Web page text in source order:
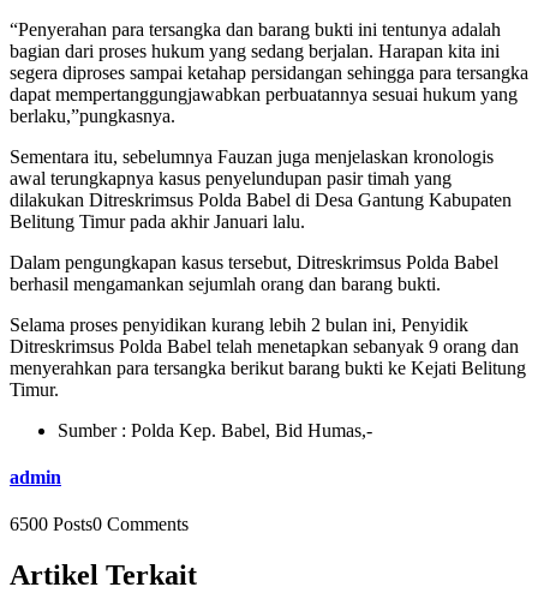
“Penyerahan para tersangka dan barang bukti ini tentunya adalah
bagian dari proses hukum yang sedang berjalan. Harapan kita ini
segera diproses sampai ketahap persidangan sehingga para tersangka
dapat mempertanggungjawabkan perbuatannya sesuai hukum yang
berlaku,”pungkasnya.
Sementara itu, sebelumnya Fauzan juga menjelaskan kronologis
awal terungkapnya kasus penyelundupan pasir timah yang
dilakukan Ditreskrimsus Polda Babel di Desa Gantung Kabupaten
Belitung Timur pada akhir Januari lalu.
Dalam pengungkapan kasus tersebut, Ditreskrimsus Polda Babel
berhasil mengamankan sejumlah orang dan barang bukti.
Selama proses penyidikan kurang lebih 2 bulan ini, Penyidik
Ditreskrimsus Polda Babel telah menetapkan sebanyak 9 orang dan
menyerahkan para tersangka berikut barang bukti ke Kejati Belitung
Timur.
Sumber : Polda Kep. Babel, Bid Humas,-
admin
6500 Posts0 Comments
Artikel Terkait